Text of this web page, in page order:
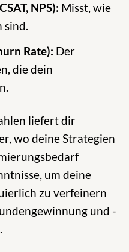
NPS): Misst, wie
sind.
Rate): Der
die dein
liefert dir
wo deine Strategien
um deine
zu verfeinern
und -